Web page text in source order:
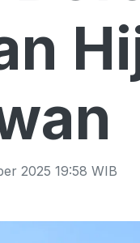
2025 19:58 WIB